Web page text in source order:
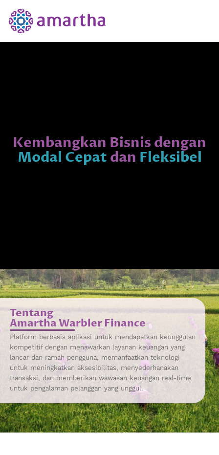
Kembangkan Bisnis dengan
Modal Cepat dan Fleksibel
Tentang
Amartha Warbler Finance
Platform berbasis aplikasi untuk mendapatkan keunggulan
kompetitif dengan menawarkan layanan keuangan yang
lancar dan ramah pengguna, memanfaatkan teknologi
untuk meningkatkan aksesibilitas, menyederhanakan
transaksi, dan memberikan wawasan keuangan real-time
untuk pengalaman pelanggan yang unggul.